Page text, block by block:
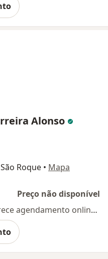
Alonso
Roque • Mapa
Preço não disponível
Esse especialista não oferece agendamento online para esse endereço.